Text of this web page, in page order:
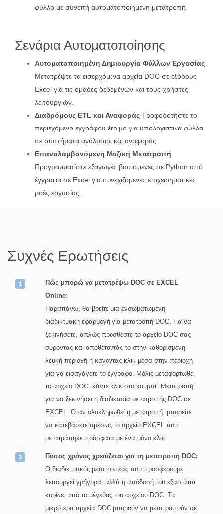
φύλλο με συνεπή αυτοματοποιημένη μετατροπή.
Σενάρια Αυτοματοποίησης
Αυτοματοποιημένη Δημιουργία Φύλλων Εργασίας
Μετατρέψτε τα εισερχόμενα αρχεία DOC σε εξόδους
Excel για τις ομάδες δεδομένων και τους χρήστες
λειτουργιών.
Διαδρόμους ETL και Αναφοράς Τροφοδοτήστε το
περιεχόμενο εγγράφου έτοιμο για υπολογιστικά φύλλα
σε συστήματα ανάλυσης και αναφοράς.
Επαναλαμβανόμενη Μαζική Μετατροπή
Προγραμματίστε εξαγωγές βασισμένες σε Python από
έγγραφα σε Excel για συνεχιζόμενες επιχειρηματικές
ροές εργασίας.
Συχνές Ερωτήσεις
Πώς μπορώ να μετατρέψω DOC σε EXCEL
Online;
Παραπάνω, θα βρείτε μια ενσωματωμένη
διαδικτυακή εφαρμογή για μετατροπή DOC. Για να
ξεκινήσετε, απλώς προσθέστε το αρχείο DOC σας
σύροντας και αποθέτοντάς το στην καθορισμένη
λευκή περιοχή ή κάνοντας κλικ μέσα στην περιοχή
για να εισαγάγετε το έγγραφο. Μόλις μεταφορτωθεί
το αρχείο DOC, κάντε κλικ στο κουμπί "Μετατροπή"
για να ξεκινήσει η διαδικασία μετατροπής DOC σε
EXCEL. Όταν ολοκληρωθεί η μετατροπή, μπορείτε
να κατεβάσετε αμέσως το αρχείο EXCEL που
μετατράπηκε πρόσφατα με ένα μόνο κλικ.
Πόσος χρόνος χρειάζεται για τη μετατροπή DOC;
Ο διαδικτυακός μετατροπέας που προσφέρουμε
λειτουργεί γρήγορα, αλλά η απόδοσή του εξαρτάται
κυρίως από το μέγεθος του αρχείου DOC. Τα
μικρότερα αρχεία DOC μπορούν να μετατραπούν σε